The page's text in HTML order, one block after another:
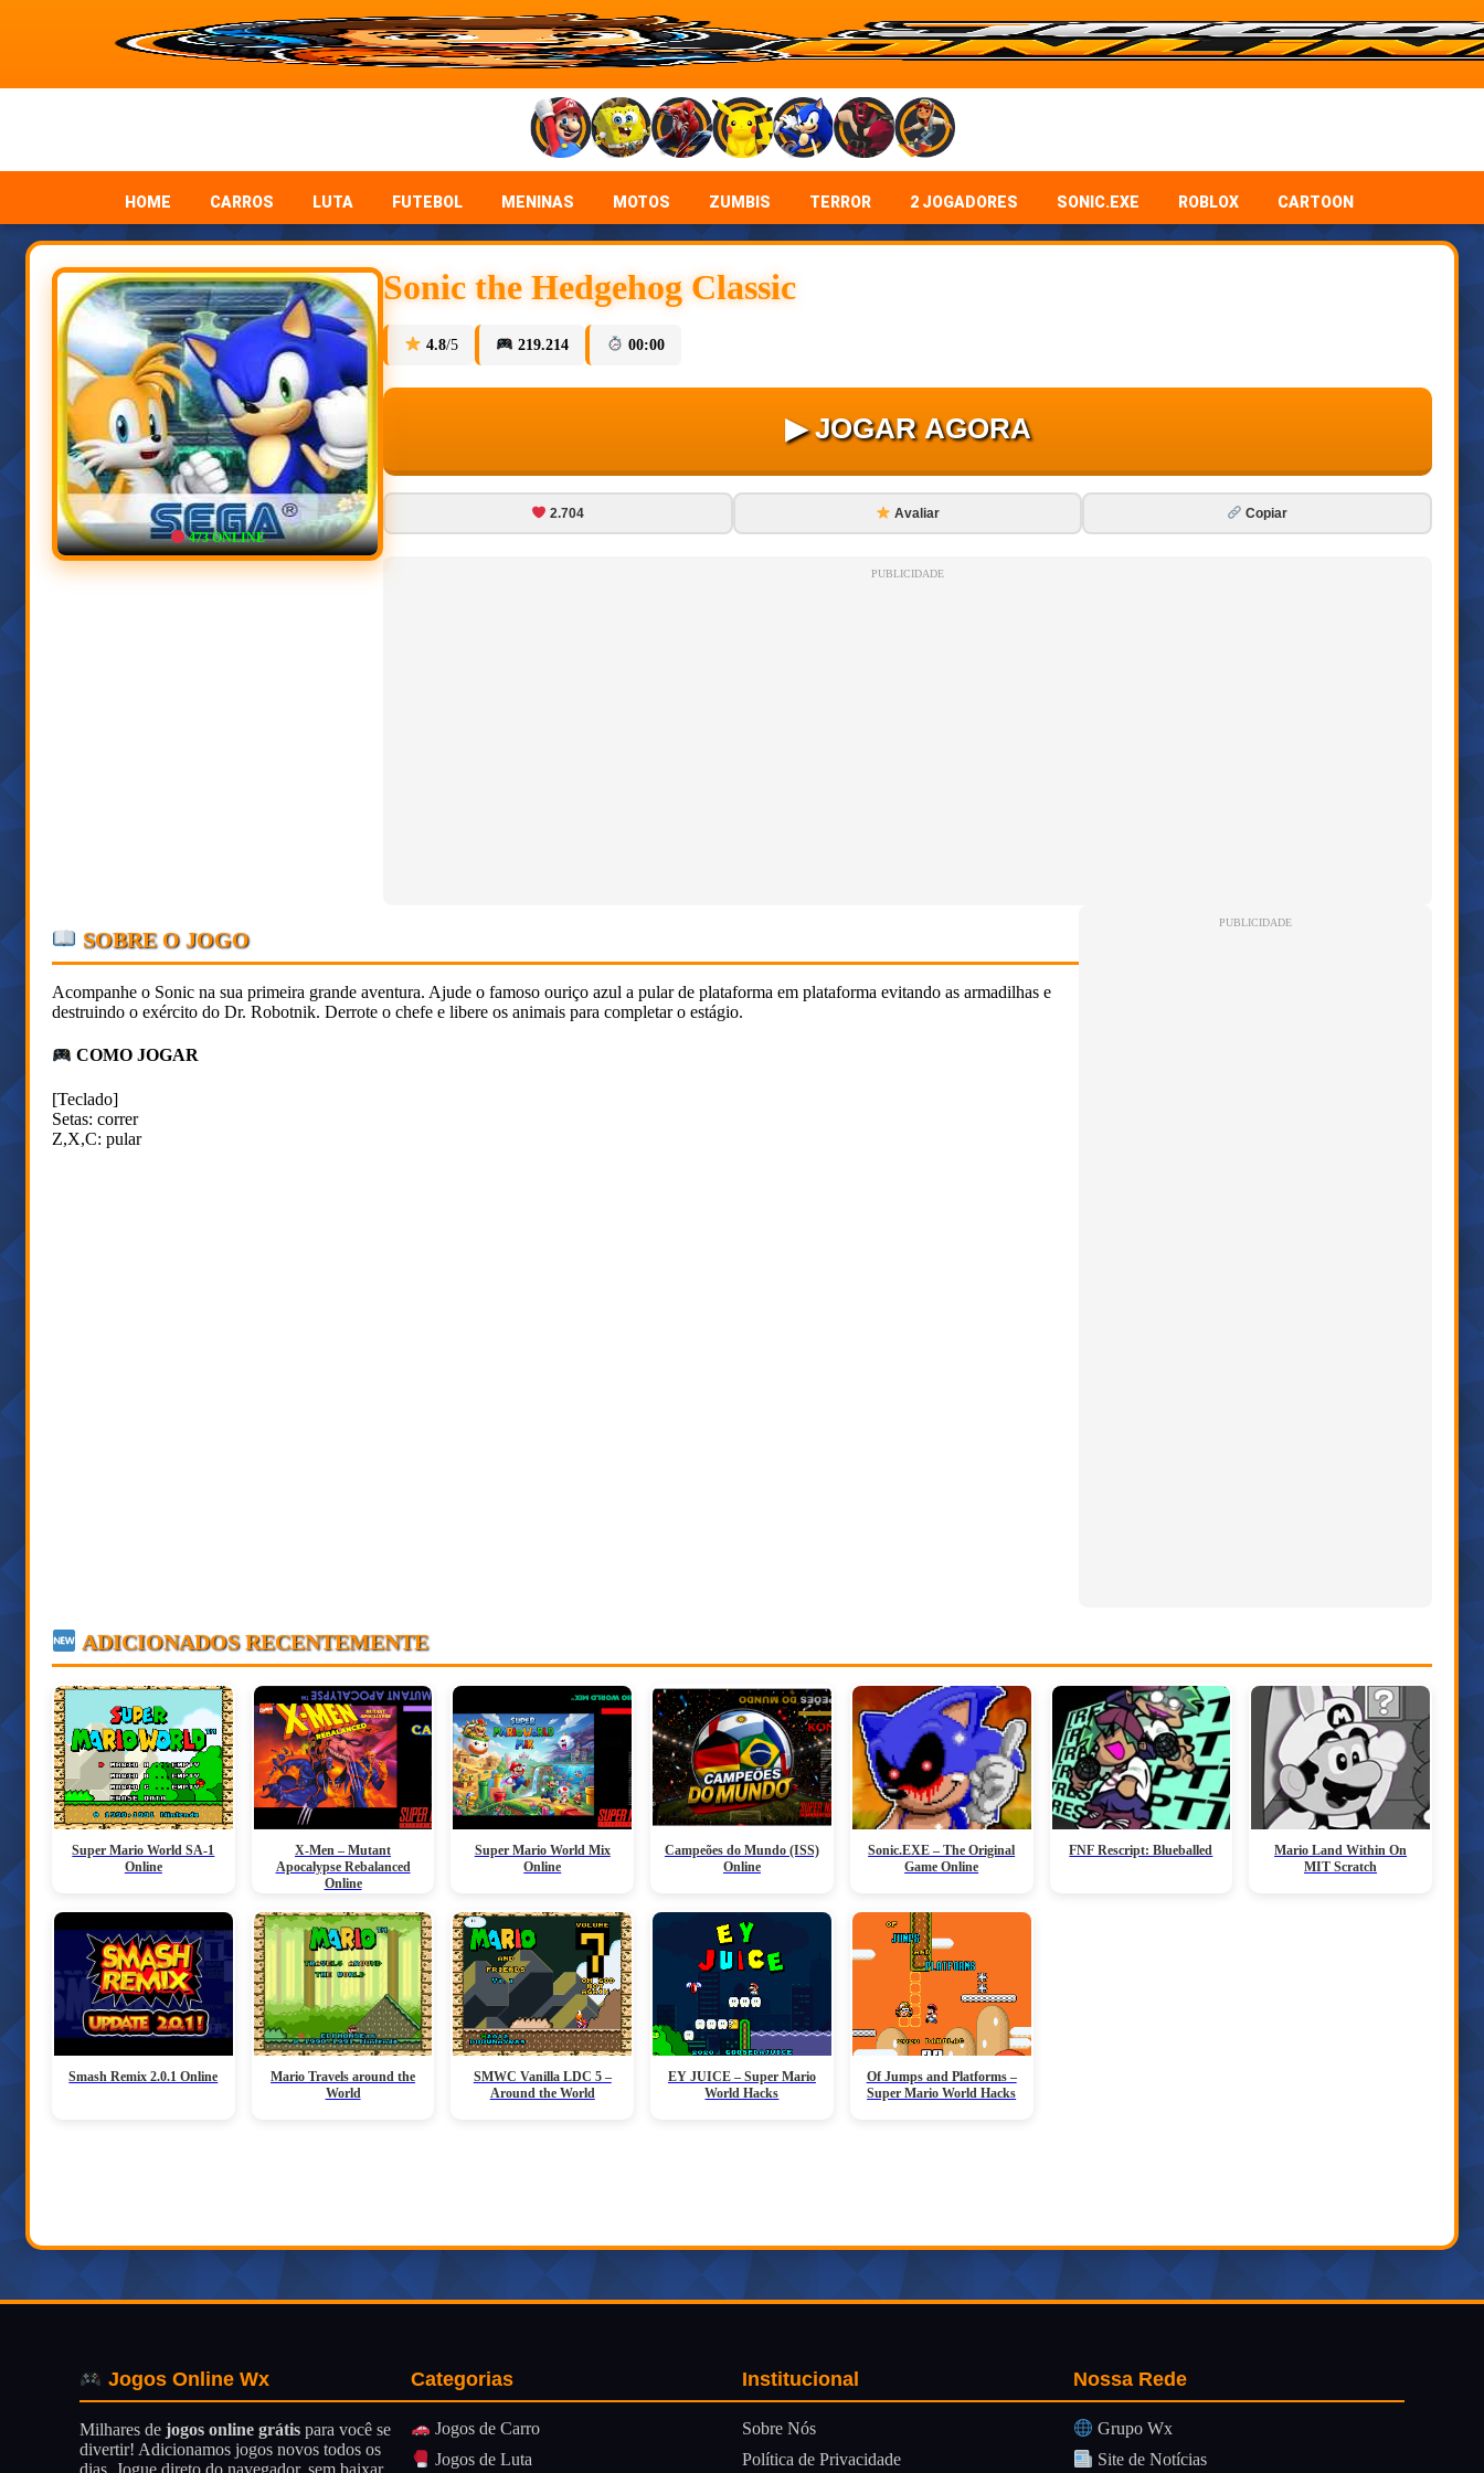
HOME CARROS LUTA FUTEBOL MENINAS MOTOS ZUMBIS TERROR 2 JOGADORES SONIC.EXE ROBLOX CARTOON
473ONLINE
Sonic the Hedgehog Classic
4.8/5 219.214 00:00
▶ JOGAR AGORA
2.704 Avaliar Copiar
PUBLICIDADE
SOBRE O JOGO
Acompanhe o Sonic na sua primeira grande aventura. Ajude o famoso ouriço azul a pular de plataforma em plataforma evitando as armadilhas e
destruindo o exército do Dr. Robotnik. Derrote o chefe e libere os animais para completar o estágio.
COMO JOGAR
[Teclado]
Setas: correr
Z,X,C: pular
PUBLICIDADE
ADICIONADOS RECENTEMENTE
Super Mario World SA-1
Online
X-Men – Mutant
Apocalypse Rebalanced
Online
Super Mario World Mix
Online
Campeões do Mundo (ISS)
Online
Sonic.EXE – The Original
Game Online
FNF Rescript: Blueballed
Mario Land Within On
MIT Scratch
Smash Remix 2.0.1 Online
Mario Travels around the
World
SMWC Vanilla LDC 5 –
Around the World
EY JUICE – Super Mario
World Hacks
Of Jumps and Platforms –
Super Mario World Hacks
Jogos Online Wx
Milhares de jogos online grátis para você se
divertir! Adicionamos jogos novos todos os
dias. Jogue direto do navegador, sem baixar
Categorias
Jogos de Carro
Jogos de Luta
Institucional
Sobre Nós
Política de Privacidade
Nossa Rede
Grupo Wx
Site de Notícias